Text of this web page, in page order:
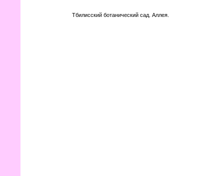
Тбилисский ботанический сад. Аллея.